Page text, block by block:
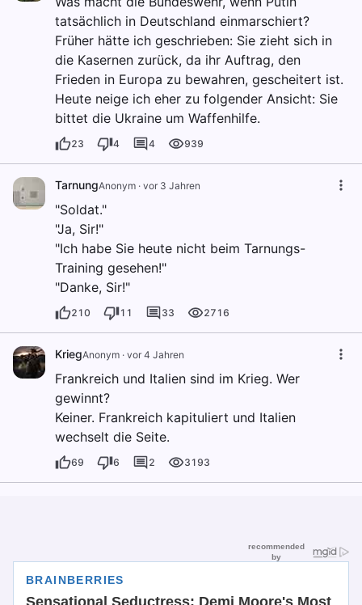
tatsächlich in Deutschland einmarschiert?
Früher hätte ich geschrieben: Sie zieht sich in
die Kasernen zurück, da ihr Auftrag, den
Frieden in Europa zu bewahren, gescheitert ist.
Heute neige ich eher zu folgender Ansicht: Sie
bittet die Ukraine um Waffenhilfe.
23 4 4 939
TarnungAnonym · vor 3 Jahren
"Soldat."
"Ja, Sir!"
"Ich habe Sie heute nicht beim Tarnungs-
Training gesehen!"
"Danke, Sir!"
210 11 33 2716
KriegAnonym · vor 4 Jahren
Frankreich und Italien sind im Krieg. Wer
gewinnt?
Keiner. Frankreich kapituliert und Italien
wechselt die Seite.
69 6 2 3193